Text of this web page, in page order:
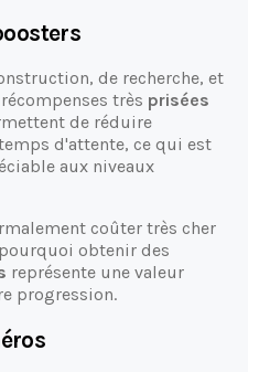
de recherche, et
très prisées
de réduire
d'attente, ce qui est
aux niveaux
coûter très cher
obtenir des
représente une valeur
progression.